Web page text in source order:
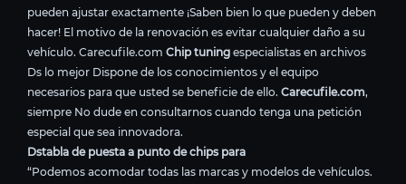
pueden ajustar exactamente ¡Saben bien lo que pueden y deben
hacer! El motivo de la renovación es evitar cualquier daño a su
vehículo. Carecufile.com Chip tuning especialistas en archivos
Ds lo mejor Dispone de los conocimientos y el equipo
necesarios para que usted se beneficie de ello. Carecufile.com,
siempre No dude en consultarnos cuando tenga una petición
especial que sea innovadora.
Dstabla de puesta a punto de chips para
“Podemos acomodar todas las marcas y modelos de vehículos.